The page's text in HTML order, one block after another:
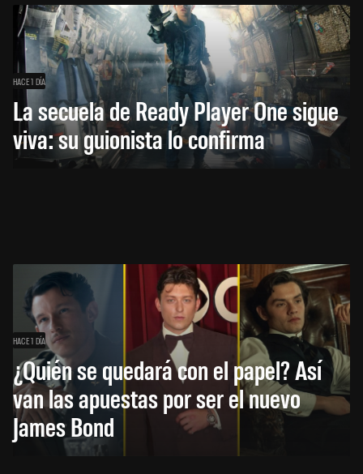
HACE 1 DÍA
La secuela de Ready Player One sigue
viva: su guionista lo confirma
HACE 1 DÍA
¿Quién se quedará con el papel? Así
van las apuestas por ser el nuevo
James Bond